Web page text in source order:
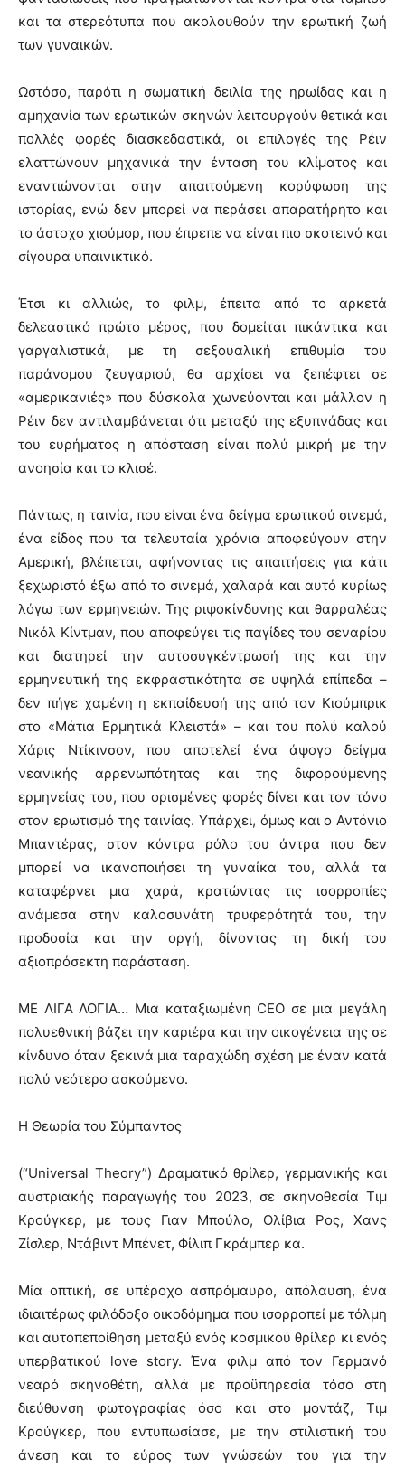
και τα στερεότυπα που ακολουθούν την ερωτική ζωή
των γυναικών.
Ωστόσο, παρότι η σωματική δειλία της ηρωίδας και η
αμηχανία των ερωτικών σκηνών λειτουργούν θετικά και
πολλές φορές διασκεδαστικά, οι επιλογές της Ρέιν
ελαττώνουν μηχανικά την ένταση του κλίματος και
εναντιώνονται στην απαιτούμενη κορύφωση της
ιστορίας, ενώ δεν μπορεί να περάσει απαρατήρητο και
το άστοχο χιούμορ, που έπρεπε να είναι πιο σκοτεινό και
σίγουρα υπαινικτικό.
Έτσι κι αλλιώς, το φιλμ, έπειτα από το αρκετά
δελεαστικό πρώτο μέρος, που δομείται πικάντικα και
γαργαλιστικά, με τη σεξουαλική επιθυμία του
παράνομου ζευγαριού, θα αρχίσει να ξεπέφτει σε
«αμερικανιές» που δύσκολα χωνεύονται και μάλλον η
Ρέιν δεν αντιλαμβάνεται ότι μεταξύ της εξυπνάδας και
του ευρήματος η απόσταση είναι πολύ μικρή με την
ανοησία και το κλισέ.
Πάντως, η ταινία, που είναι ένα δείγμα ερωτικού σινεμά,
ένα είδος που τα τελευταία χρόνια αποφεύγουν στην
Αμερική, βλέπεται, αφήνοντας τις απαιτήσεις για κάτι
ξεχωριστό έξω από το σινεμά, χαλαρά και αυτό κυρίως
λόγω των ερμηνειών. Της ριψοκίνδυνης και θαρραλέας
Νικόλ Κίντμαν, που αποφεύγει τις παγίδες του σεναρίου
και διατηρεί την αυτοσυγκέντρωσή της και την
ερμηνευτική της εκφραστικότητα σε υψηλά επίπεδα –
δεν πήγε χαμένη η εκπαίδευσή της από τον Κιούμπρικ
στο «Μάτια Ερμητικά Κλειστά» – και του πολύ καλού
Χάρις Ντίκινσον, που αποτελεί ένα άψογο δείγμα
νεανικής αρρενωπότητας και της διφορούμενης
ερμηνείας του, που ορισμένες φορές δίνει και τον τόνο
στον ερωτισμό της ταινίας. Υπάρχει, όμως και ο Αντόνιο
Μπαντέρας, στον κόντρα ρόλο του άντρα που δεν
μπορεί να ικανοποιήσει τη γυναίκα του, αλλά τα
καταφέρνει μια χαρά, κρατώντας τις ισορροπίες
ανάμεσα στην καλοσυνάτη τρυφερότητά του, την
προδοσία και την οργή, δίνοντας τη δική του
αξιοπρόσεκτη παράσταση.
ΜΕ ΛΙΓΑ ΛΟΓΙΑ… Μια καταξιωμένη CEO σε μια μεγάλη
πολυεθνική βάζει την καριέρα και την οικογένεια της σε
κίνδυνο όταν ξεκινά μια ταραχώδη σχέση με έναν κατά
πολύ νεότερο ασκούμενο.
Η Θεωρία του Σύμπαντος
(“Universal Theory”) Δραματικό θρίλερ, γερμανικής και
αυστριακής παραγωγής του 2023, σε σκηνοθεσία Τιμ
Κρούγκερ, με τους Γιαν Μπούλο, Ολίβια Ρος, Χανς
Ζίσλερ, Ντάβιντ Μπένετ, Φίλιπ Γκράμπερ κα.
Μία οπτική, σε υπέροχο ασπρόμαυρο, απόλαυση, ένα
ιδιαιτέρως φιλόδοξο οικοδόμημα που ισορροπεί με τόλμη
και αυτοπεποίθηση μεταξύ ενός κοσμικού θρίλερ κι ενός
υπερβατικού love story. Ένα φιλμ από τον Γερμανό
νεαρό σκηνοθέτη, αλλά με προϋπηρεσία τόσο στη
διεύθυνση φωτογραφίας όσο και στο μοντάζ, Τιμ
Κρούγκερ, που εντυπωσίασε, με την στιλιστική του
άνεση και το εύρος των γνώσεών του για την